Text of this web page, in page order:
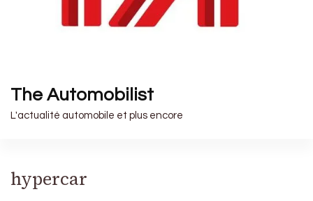
The Automobilist
L'actualité automobile et plus encore
hypercar